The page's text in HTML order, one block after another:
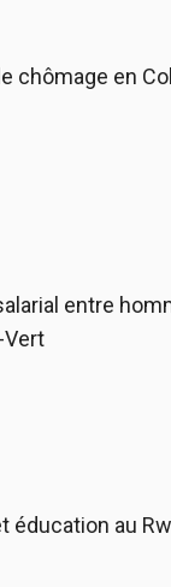
chômage en
entre
éducation au